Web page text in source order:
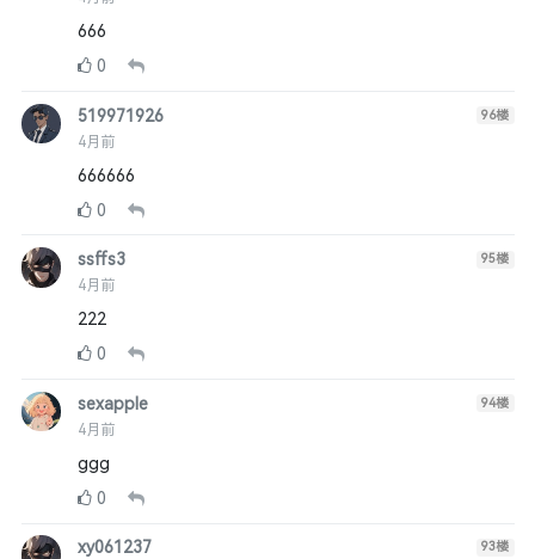
666
0
519971926
4月前
96楼
666666
0
ssffs3
4月前
95楼
222
0
sexapple
4月前
94楼
ggg
0
xy061237 93楼